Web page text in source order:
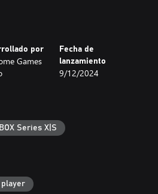
con mejoras permanentes.
se convierte en la muerte,
por
Games
Fecha de
lanzamiento
9/12/2024
Series X|S